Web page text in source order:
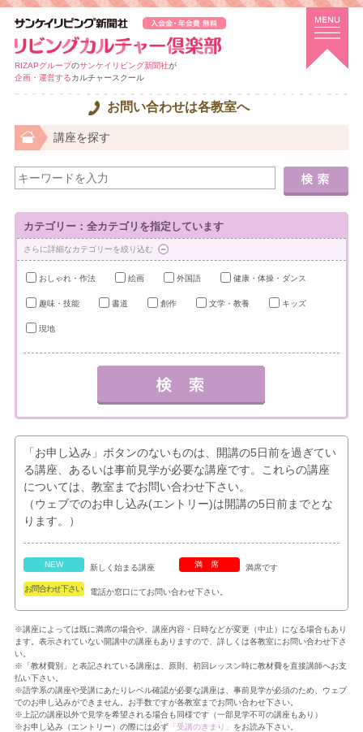
RIZAPグループのサンケイリビング新聞社が
企画・運営するカルチャースクール
お問い合わせは各教室へ
講座を探す
カテゴリー：全カテゴリを指定しています
さらに詳細なカテゴリーを絞り込む
おしゃれ・作法 絵画 外国語 健康・体操・ダンス
趣味・技能 書道 創作 文学・教養 キッズ
現地
「お申し込み」ボタンのないものは、開講の5日前を過ぎてい
る講座、あるいは事前見学が必要な講座です。これらの講座
については、教室までお問い合わせ下さい。
（ウェブでのお申し込み(エントリー)は開講の5日前までとな
ります。）
NEW 新しく始まる講座 満席 満席です
お問合わせ下さい 電話か窓口にてお問い合わせ下さい。
※講座によっては既に満席の場合や、講座内容・日時などが変更（中止）になる場合もあり
ます。表示されていない開講中の講座もありますので、詳しくは各教室にお問い合わせ下さ
い。
※「教材費別」と表記されている講座は、原則、初回レッスン時に教材費を直接講師へお支
払い下さい。
※語学系の講座や受講にあたりレベル確認が必要な講座は、事前見学が必須のため、ウェブ
でのお申し込みができません。お手数ですが各教室までお問い合わせ下さい。
※上記の講座以外で見学を希望される場合も同様です（一部見学不可の講座もあり）
※お申し込み（エントリー）の際には必ず「受講のきまり」 をお読み下さい。